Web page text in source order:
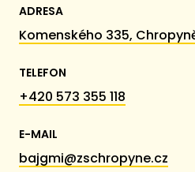
ADRESA
Komenského 335, Chropyně
TELEFON
+420 573 355 118
E-MAIL
bajgmi@zschropyne.cz